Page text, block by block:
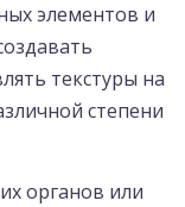
элементов и
текстуры на
степени
органов или